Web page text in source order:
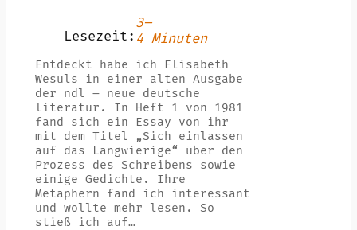
Lesezeit:
3–
4 Minuten
Entdeckt habe ich Elisabeth
Wesuls in einer alten Ausgabe
der ndl – neue deutsche
literatur. In Heft 1 von 1981
fand sich ein Essay von ihr
mit dem Titel „Sich einlassen
auf das Langwierige“ über den
Prozess des Schreibens sowie
einige Gedichte. Ihre
Metaphern fand ich interessant
und wollte mehr lesen. So
stieß ich auf…